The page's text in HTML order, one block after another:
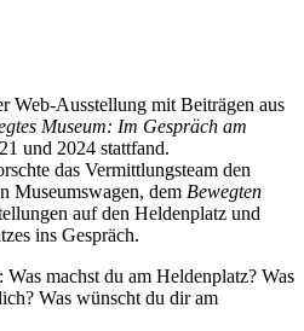
Web-Ausstellung mit Beiträgen aus
Museum: Im Gespräch am
und 2024 stattfand.
das Vermittlungsteam den
Museumswagen, dem Bewegten
auf den Heldenplatz und
ins Gespräch.
machst du am Heldenplatz? Was
Was wünscht du dir am